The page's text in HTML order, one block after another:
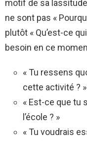
motif de sa
ne sont pas «
plutôt « Qu’est-ce
besoin en ce
« Tu ressens
cette activité ? »
« Est-ce que tu
l’école ? »
« Tu voudrais